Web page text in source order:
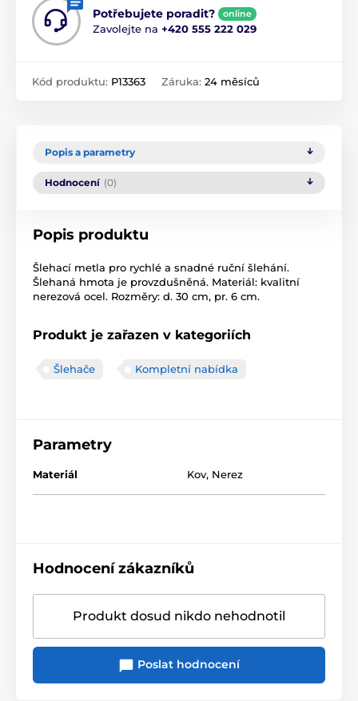
Potřebujete poradit? online
Zavolejte na +420 555 222 029
Kód produktu: P13363 Záruka: 24 měsíců
Popis a parametry
Hodnocení (0)
Popis produktu
Šlehací metla pro rychlé a snadné ruční šlehání.
Šlehaná hmota je provzdušněná. Materiál: kvalitní
nerezová ocel. Rozměry: d. 30 cm, pr. 6 cm.
Produkt je zařazen v kategoriích
Šlehače Kompletní nabídka
Parametry
Materiál Kov, Nerez
Hodnocení zákazníků
Produkt dosud nikdo nehodnotil
Poslat hodnocení